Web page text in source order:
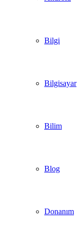
Bilgi
Bilgisayar
Bilim
Blog
Donanım